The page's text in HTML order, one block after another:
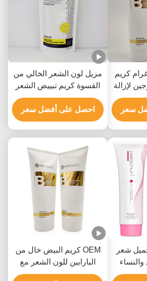
نسبة 400 غرام كريم
لإزالة
سعر
مزيل لون الشعر الخالي من
القسوة كريم تبييض الشعر
للاستخدام في الصالون 9
مستويات
احصل على أفضل سعر
شعر
OEM كريم البيض خال من
البارابين للون الشعر مع
هيدروكسيد الأمونيوم